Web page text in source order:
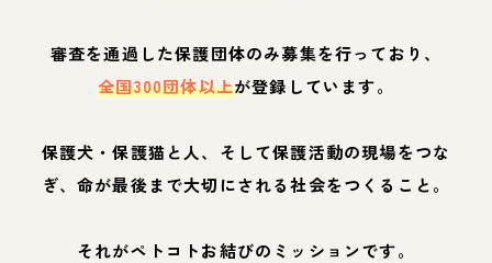
審査を通過した保護団体のみ募集を行っており、
全国300団体以上が登録しています。
保護犬・保護猫と人、そして保護活動の現場をつな
ぎ、命が最後まで大切にされる社会をつくること。
それがペトコトお結びのミッションです。